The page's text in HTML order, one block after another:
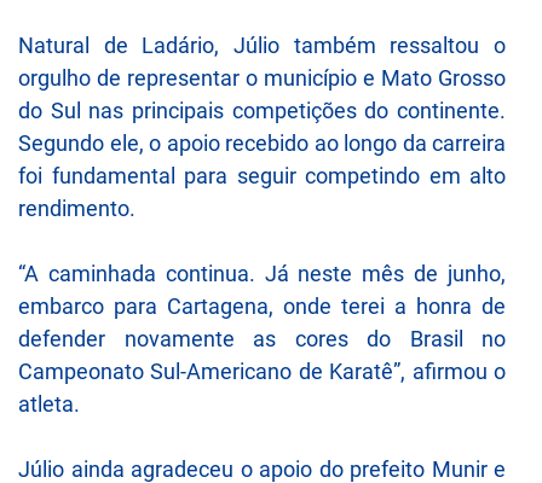
Natural de Ladário, Júlio também ressaltou o
orgulho de representar o município e Mato Grosso
do Sul nas principais competições do continente.
Segundo ele, o apoio recebido ao longo da carreira
foi fundamental para seguir competindo em alto
rendimento.
“A caminhada continua. Já neste mês de junho,
embarco para Cartagena, onde terei a honra de
defender novamente as cores do Brasil no
Campeonato Sul-Americano de Karatê”, afirmou o
atleta.
Júlio ainda agradeceu o apoio do prefeito Munir e